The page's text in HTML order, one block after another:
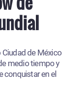
de México
medio tiempo y
conquistar en el